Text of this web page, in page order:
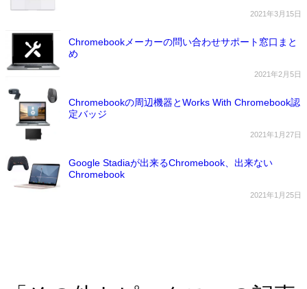
2021年3月15日
Chromebookメーカーの問い合わせサポート窓口まと
め
2021年2月5日
Chromebookの周辺機器とWorks With Chromebook認
定バッジ
2021年1月27日
Google Stadiaが出来るChromebook、出来ない
Chromebook
2021年1月25日